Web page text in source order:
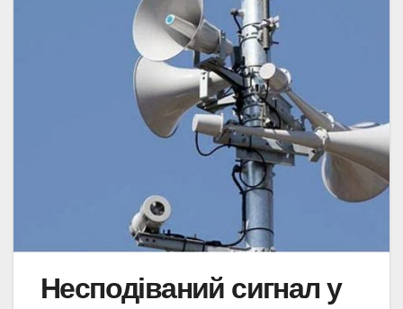
Несподіваний сигнал у